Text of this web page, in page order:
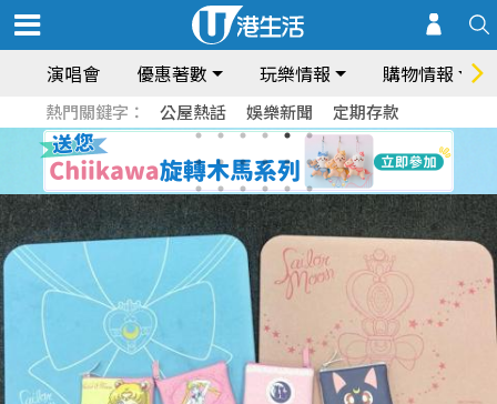
演唱會 優惠著數 玩樂情報 購物情報
熱門關鍵字： 公屋熱話 娛樂新聞 定期存款